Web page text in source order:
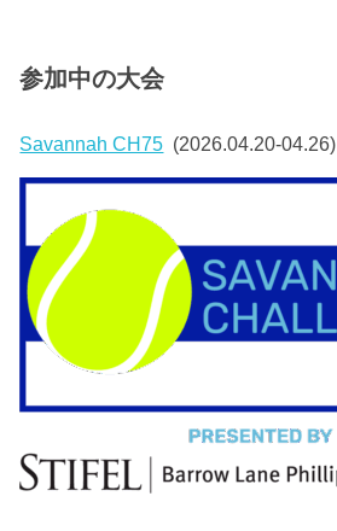
参加中の大会
Savannah CH75 (2026.04.20-04.26)